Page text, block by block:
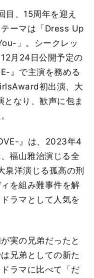
、15周年を迎え
ーマは「Dress Up
」。シークレッ
月24日公開予定の
』で主演を務める
初出演、大
なり、歓声に包ま
』は、2023年4
福山雅治演じる全
泉洋演じる孤高の刑
を組み難事件を解
ラマとして人気を
実の兄弟だったと
兄弟としての新た
ラマに比べて「だ